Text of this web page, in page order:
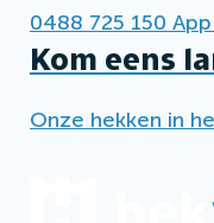
0488 725 150
Kom eens
Onze hekken in